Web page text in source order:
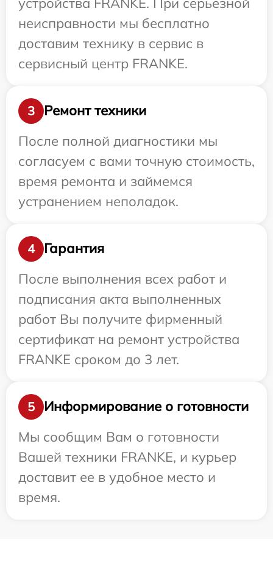
неисправности мы бесплатно
доставим технику в сервис в
сервисный центр FRANKE.
3
Ремонт техники
После полной диагностики мы
согласуем с вами точную стоимость,
время ремонта и займемся
устранением неполадок.
4
Гарантия
После выполнения всех работ и
подписания акта выполненных
работ Вы получите фирменный
сертификат на ремонт устройства
FRANKE сроком до 3 лет.
5
Информирование о готовности
Мы сообщим Вам о готовности
Вашей техники FRANKE, и курьер
доставит ее в удобное место и
время.